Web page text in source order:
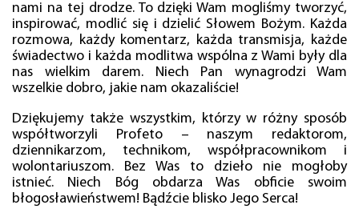
nami na tej drodze. To dzięki Wam mogliśmy tworzyć,
inspirować, modlić się i dzielić Słowem Bożym. Każda
rozmowa, każdy komentarz, każda transmisja, każde
świadectwo i każda modlitwa wspólna z Wami były dla
nas wielkim darem. Niech Pan wynagrodzi Wam
wszelkie dobro, jakie nam okazaliście!
Dziękujemy także wszystkim, którzy w różny sposób
współtworzyli Profeto – naszym redaktorom,
dziennikarzom, technikom, współpracownikom i
wolontariuszom. Bez Was to dzieło nie mogłoby
istnieć. Niech Bóg obdarza Was obficie swoim
błogosławieństwem! Bądźcie blisko Jego Serca!